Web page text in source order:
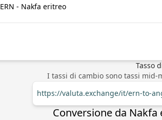
ERN - Nakfa eritreo
Tasso
I tassi di cambio sono tassi
https://valuta.exchange/it/ern-to-
Conversione da Nakfa